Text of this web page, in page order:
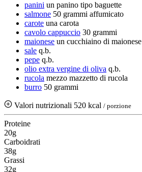
panini un panino tipo baguette
salmone 50 grammi affumicato
carote una carota
cavolo cappuccio 30 grammi
maionese un cucchiaino di maionese
sale q.b.
pepe q.b.
olio extra vergine di oliva q.b.
rucola mezzo mazzetto di rucola
burro 50 grammi
Valori nutrizionali 520 kcal / porzione
Proteine
20g
Carboidrati
38g
Grassi
32g